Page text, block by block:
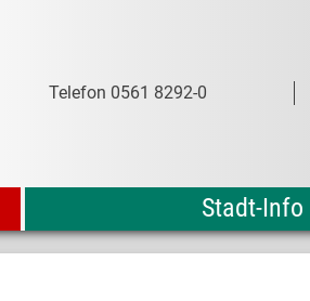
Telefon 0561 8292-0
Stadt-Info